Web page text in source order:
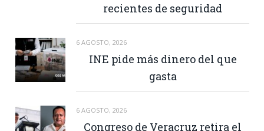
recientes de seguridad
6 AGOSTO, 2026
INE pide más dinero del que
gasta
6 AGOSTO, 2026
Congreso de Veracruz retira el